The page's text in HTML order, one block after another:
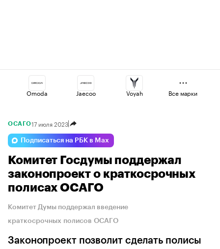
Omoda Jaecoo Voyah
Changan
Volga Esteo Haval
Все марки
ОСАГО17 июля 2023
Подписаться на РБК в Max
Комитет Госдумы поддержал
законопроект о краткосрочных
полисах ОСАГО
Комитет Думы поддержал введение
краткосрочных полисов ОСАГО
Законопроект позволит сделать полисы